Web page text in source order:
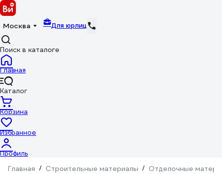
Москва Для юрлиц
Поиск в каталоге
Главная
Каталог
Корзина
Избранное
Профиль
Главная / Строительные материалы / Отделочные